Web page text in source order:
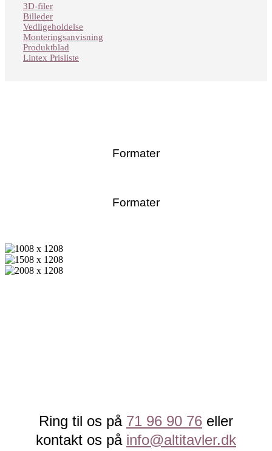
3D-filer
Billeder
Vedligeholdelse
Monteringsanvisning
Produktblad
Lintex Prisliste
Formater
Formater
Ring til os på 71 96 90 76 eller
kontakt os på info@altitavler.dk